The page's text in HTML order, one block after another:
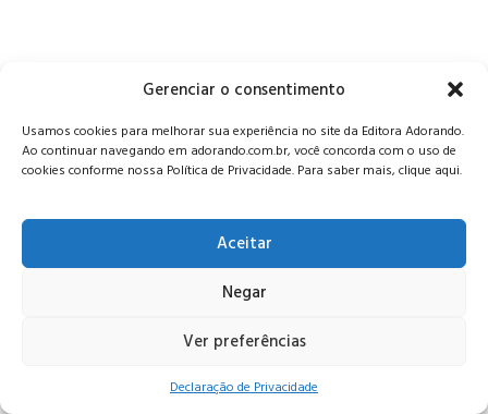
Gerenciar o consentimento
Usamos cookies para melhorar sua experiência no site da Editora Adorando.
Ao continuar navegando em adorando.com.br, você concorda com o uso de
cookies conforme nossa Política de Privacidade. Para saber mais, clique aqui.
Aceitar
Negar
Ver preferências
Declaração de Privacidade
© Editora Adorando 2026. Todos os direitos reservados.
Consulte nossapolítica de privacidade.